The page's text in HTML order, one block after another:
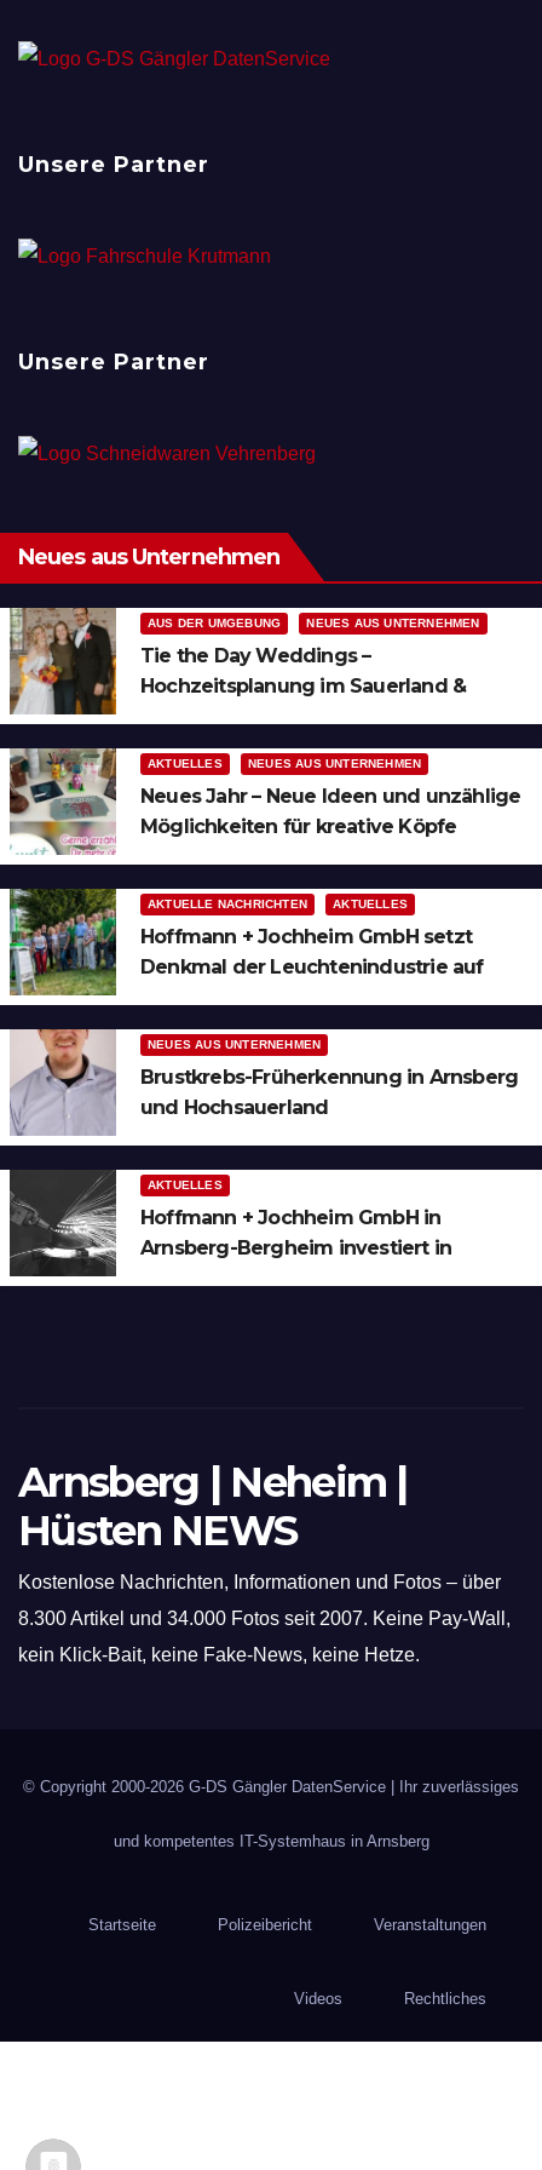
Unsere Partner
Unsere Partner
Neues aus Unternehmen
AUS DER UMGEBUNG NEUES AUS UNTERNEHMEN
Tie the Day Weddings –
Hochzeitsplanung im Sauerland &
AKTUELLES NEUES AUS UNTERNEHMEN
Neues Jahr – Neue Ideen und unzählige
Möglichkeiten für kreative Köpfe
AKTUELLE NACHRICHTEN AKTUELLES
Hoffmann + Jochheim GmbH setzt
Denkmal der Leuchtenindustrie auf
NEUES AUS UNTERNEHMEN
Brustkrebs-Früherkennung in Arnsberg
und Hochsauerland
AKTUELLES
Hoffmann + Jochheim GmbH in
Arnsberg-Bergheim investiert in
Arnsberg | Neheim |
Hüsten NEWS
Kostenlose Nachrichten, Informationen und Fotos – über
8.300 Artikel und 34.000 Fotos seit 2007. Keine Pay-Wall,
kein Klick-Bait, keine Fake-News, keine Hetze.
© Copyright 2000-2026 G-DS Gängler DatenService | Ihr zuverlässiges
und kompetentes IT-Systemhaus in Arnsberg
Startseite Polizeibericht Veranstaltungen
Videos Rechtliches